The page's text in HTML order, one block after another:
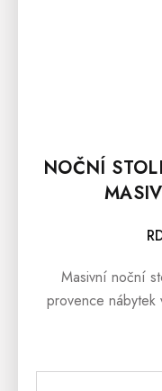
NOČNÍ
Masivní noční
provence
stolek